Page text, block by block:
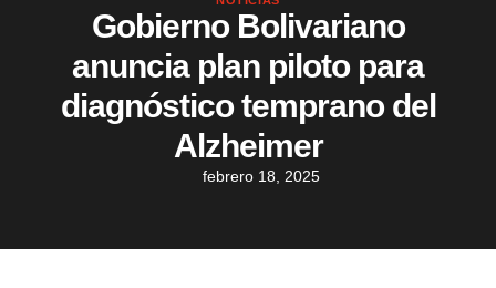
Gobierno Bolivariano
anuncia plan piloto para
diagnóstico temprano del
Alzheimer
febrero 18, 2025